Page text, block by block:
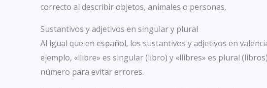
correcto al describir objetos, animales o personas.
Sustantivos y adjetivos en singular y plural
Al igual que en español, los sustantivos y adjetivos en
ejemplo, «llibre» es singular (libro) y «llibres» es plural
número para evitar errores.